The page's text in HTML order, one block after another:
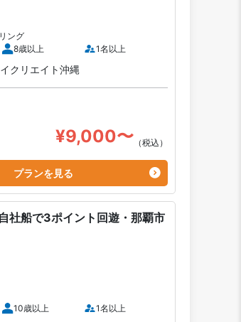
ング
8歳以上 1名以上
クリエイト沖縄
¥9,000〜 （税込）
プランを見る
社船で3ポイント回遊・那覇市
10歳以上 1名以上